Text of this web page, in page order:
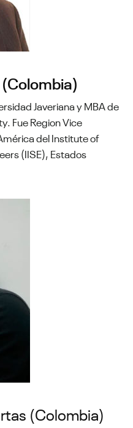
Javeriana y MBA de
Fue Region Vice
del Institute of
(IISE), Estados
(Colombia)